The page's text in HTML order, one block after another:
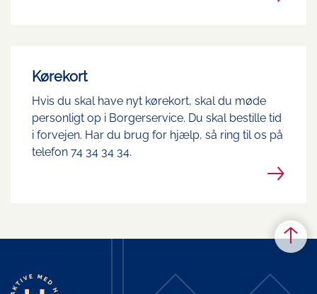
Kørekort
Hvis du skal have nyt kørekort, skal du møde
personligt op i Borgerservice. Du skal bestille tid
i forvejen. Har du brug for hjælp, så ring til os på
telefon 74 34 34 34.